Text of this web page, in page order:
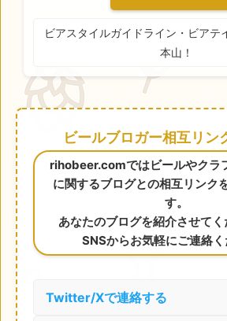
ビアスタイルガイドライン・ビアテ
本山！
ビールブロガー相互リン
rihobeer.comではビールやクラ
に関するブログとの相互リンク
す。
あなたのブログを紹介させて
SNSからお気軽にご連絡く
Twitter/Xで連絡する